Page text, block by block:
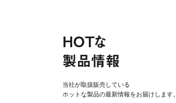
HOTな
製品情報
当社が取扱販売している
ホットな製品の最新情報をお届けします。